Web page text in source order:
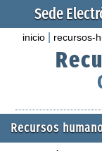
Sede
inicio recursos-
Recursos